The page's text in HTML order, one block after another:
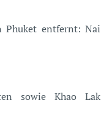
Phuket entfernt: Nai
sowie Khao Lak